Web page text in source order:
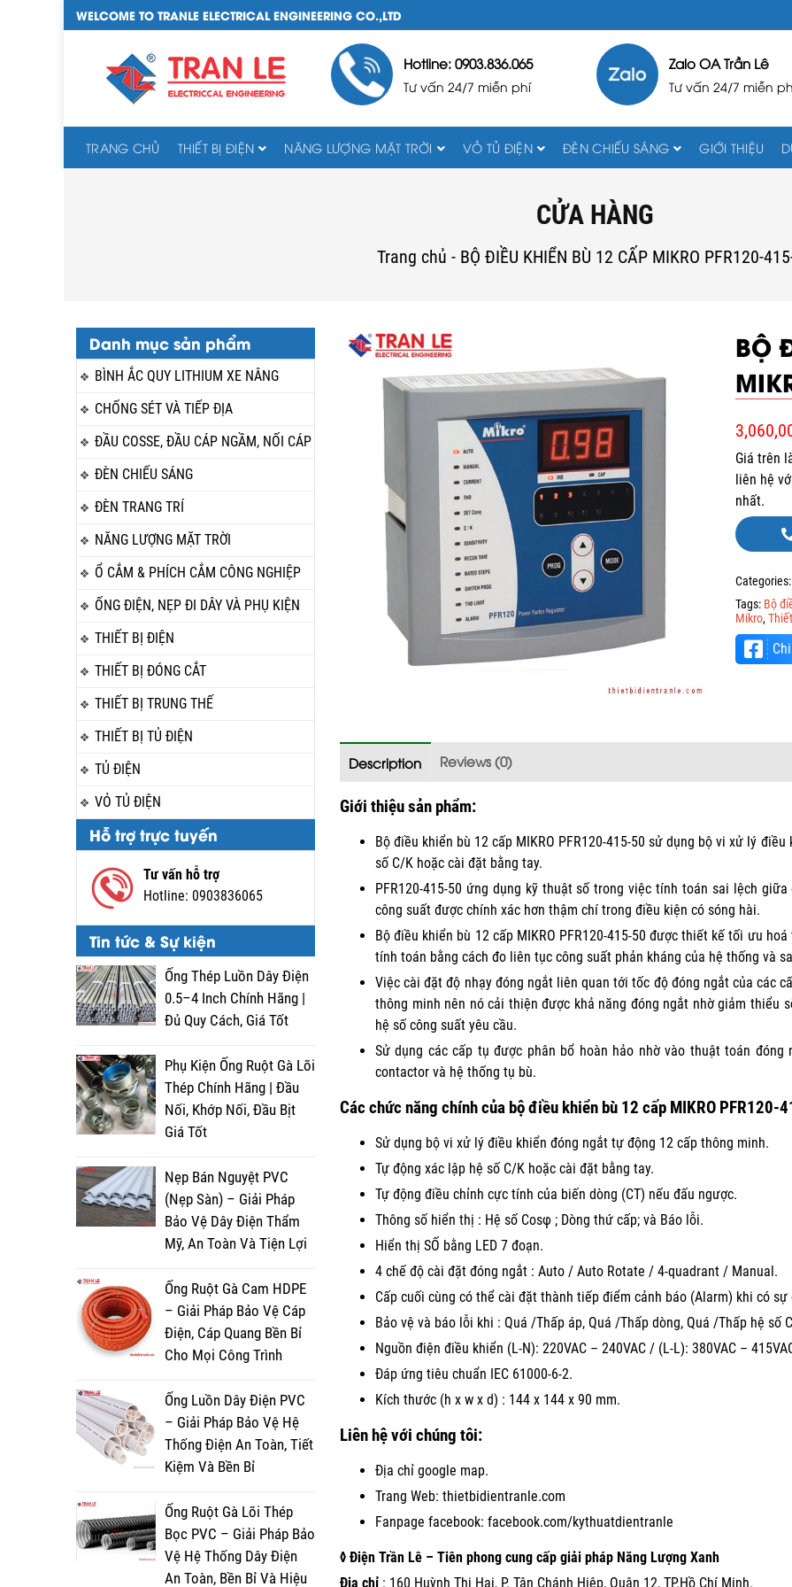
WELCOME TO TRANLE ELECTRICAL ENGINEERING CO.,LTD
Hotline: 0903.836.065
Tư vấn 24/7 miễn phí
Zalo OA Trần Lê
Tư vấn 24/7 miễn
TRANG CHỦ THIẾT BỊ ĐIỆN NĂNG LƯỢNG MẶT TRỜI VỎ TỦ ĐIỆN ĐÈN CHIẾU SÁNG GIỚI THIỆU
CỬA HÀNG
Trang chủ - BỘ ĐIỀU KHIỂN BÙ 12 CẤP MIKRO PFR120-
Danh mục sản phẩm
BÌNH ẮC QUY LITHIUM XE NÂNG
CHỐNG SÉT VÀ TIẾP ĐỊA
ĐẦU COSSE, ĐẦU CÁP NGẦM, NỐI CÁP
ĐÈN CHIẾU SÁNG
ĐÈN TRANG TRÍ
NĂNG LƯỢNG MẶT TRỜI
Ổ CẮM & PHÍCH CẮM CÔNG NGHIỆP
ỐNG ĐIỆN, NẸP ĐI DÂY VÀ PHỤ KIỆN
THIẾT BỊ ĐIỆN
THIẾT BỊ ĐÓNG CẮT
THIẾT BỊ TRUNG THẾ
THIẾT BỊ TỦ ĐIỆN
TỦ ĐIỆN
VỎ TỦ ĐIỆN
Hỗ trợ trực tuyến
Tư vấn hỗ trợ
Hotline: 0903836065
Tin tức & Sự kiện
Ống Thép Luồn Dây Điện
0.5–4 Inch Chính Hãng |
Đủ Quy Cách, Giá Tốt
Phụ Kiện Ống Ruột Gà Lõi
Thép Chính Hãng | Đầu
Nối, Khớp Nối, Đầu Bịt
Giá Tốt
Nẹp Bán Nguyệt PVC
(Nẹp Sàn) – Giải Pháp
Bảo Vệ Dây Điện Thẩm
Mỹ, An Toàn Và Tiện Lợi
Ống Ruột Gà Cam HDPE
– Giải Pháp Bảo Vệ Cáp
Điện, Cáp Quang Bền Bỉ
Cho Mọi Công Trình
Ống Luồn Dây Điện PVC
– Giải Pháp Bảo Vệ Hệ
Thống Điện An Toàn, Tiết
Kiệm Và Bền Bỉ
Ống Ruột Gà Lõi Thép
Bọc PVC – Giải Pháp Bảo
Vệ Hệ Thống Dây Điện
An Toàn, Bền Bỉ Và Hiệu
BỘ
Giá trên
liên hệ
nhất.
Categories:
Tags: Bộ
Mikro,
Description Reviews (0)
Giới thiệu sản phẩm:
Bộ điều khiển bù 12 cấp MIKRO PFR120-415-50 sử dụng bộ vi xử lý
số C/K hoặc cài đặt bằng tay.
PFR120-415-50 ứng dụng kỹ thuật số trong việc tính toán sai lệch
công suất được chính xác hơn thậm chí trong điều kiện có sóng hài.
Bộ điều khiển bù 12 cấp MIKRO PFR120-415-50 được thiết kế tối ưu
tính toán bằng cách đo liên tục công suất phản kháng của hệ thống và
Việc cài đặt độ nhạy đóng ngắt liên quan tới tốc độ đóng ngắt của các
thông minh nên nó cải thiện được khả năng đóng ngắt nhờ giảm thiểu
hệ số công suất yêu cầu.
Sử dụng các cấp tụ được phân bổ hoàn hảo nhờ vào thuật toán
contactor và hệ thống tụ bù.
Các chức năng chính của bộ điều khiển bù 12 cấp MIKRO PFR120-
Sử dụng bộ vi xử lý điều khiển đóng ngắt tự động 12 cấp thông minh.
Tự động xác lập hệ số C/K hoặc cài đặt bằng tay.
Tự động điều chỉnh cực tính của biến dòng (CT) nếu đấu ngược.
Thông số hiển thị : Hệ số Cosφ ; Dòng thứ cấp; và Báo lỗi.
Hiển thị SỐ bằng LED 7 đoạn.
4 chế độ cài đặt đóng ngắt : Auto / Auto Rotate / 4-quadrant / Manual.
Cấp cuối cùng có thể cài đặt thành tiếp điểm cảnh báo (Alarm) khi có
Bảo vệ và báo lỗi khi : Quá /Thấp áp, Quá /Thấp dòng, Quá /Thấp hệ số
Nguồn điện điều khiển (L-N): 220VAC – 240VAC / (L-L): 380VAC –
Đáp ứng tiêu chuẩn IEC 61000-6-2.
Kích thước (h x w x d) : 144 x 144 x 90 mm.
Liên hệ với chúng tôi:
Địa chỉ google map.
Trang Web: thietbidientranle.com
Fanpage facebook: facebook.com/kythuatdientranle
◊ Điện Trần Lê – Tiên phong cung cấp giải pháp Năng Lượng Xanh
Địa chỉ : 160 Huỳnh Thị Hai, P. Tân Chánh Hiệp, Quận 12, TP.Hồ Chí Minh.